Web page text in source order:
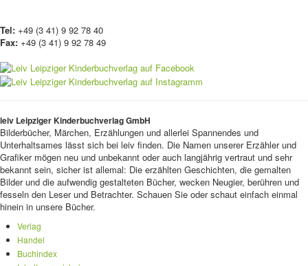
Tel: +49 (3 41) 9 92 78 40
Fax: +49 (3 41) 9 92 78 49
leiv Leipziger Kinderbuchverlag GmbH
Bilderbücher, Märchen, Erzählungen und allerlei Spannendes und
Unterhaltsames lässt sich bei leiv finden. Die Namen unserer Erzähler und
Grafiker mögen neu und unbekannt oder auch langjährig vertraut und sehr
bekannt sein, sicher ist allemal: Die erzählten Geschichten, die gemalten
Bilder und die aufwendig gestalteten Bücher, wecken Neugier, berühren und
fesseln den Leser und Betrachter. Schauen Sie oder schaut einfach einmal
hinein in unsere Bücher.
Verlag
Handel
Buchindex